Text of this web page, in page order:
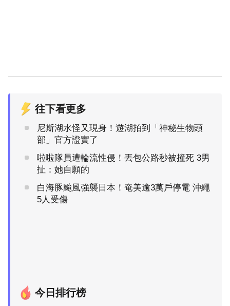
往下看更多
尼斯湖水怪又現身！遊湖拍到「神秘生物頭
部」官方證實了
啦啦隊員遭輪流性侵！丟包公路秒被撞死 3男
扯：她自願的
白海豚颱風強襲日本！奄美逾3萬戶停電 沖繩
5人受傷
今日排行榜